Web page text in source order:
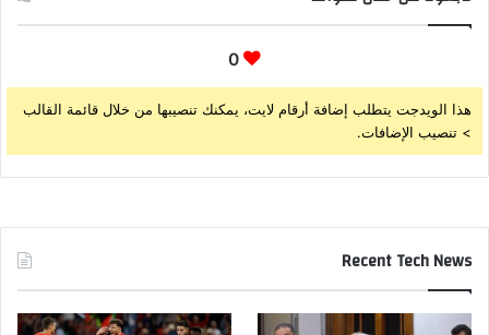
0
هذا الويدجت يتطلب إضافة أرقام لايت، يمكنك تنصيبها من خلال قائمة القالب
> تنصيب الإضافات.
Recent Tech News